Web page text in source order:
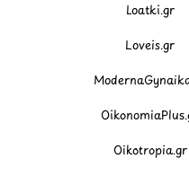
Loatki.gr
Loveis.gr
Oikotropia.gr